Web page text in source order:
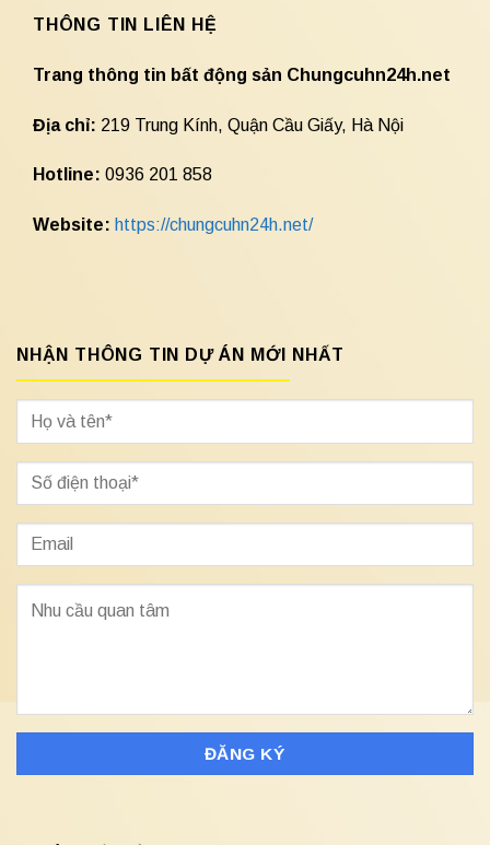
THÔNG TIN LIÊN HỆ
Trang thông tin bất động sản Chungcuhn24h.net
Địa chỉ: 219 Trung Kính, Quận Cầu Giấy, Hà Nội
Hotline: 0936 201 858
Website: https://chungcuhn24h.net/
NHẬN THÔNG TIN DỰ ÁN MỚI NHẤT